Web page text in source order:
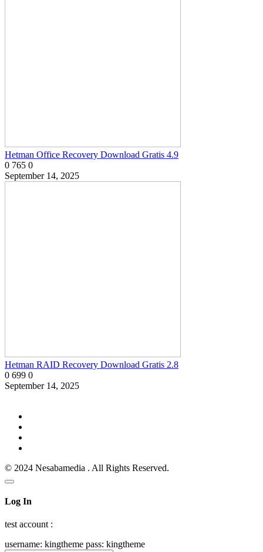
Hetman Office Recovery Download Gratis 4.9
0 765 0
September 14, 2025
Hetman RAID Recovery Download Gratis 2.8
0 699 0
September 14, 2025
© 2024 Nesabamedia . All Rights Reserved.
Log In
test account :
username: kingtheme pass: kingtheme